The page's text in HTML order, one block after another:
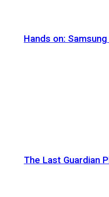
Hands on:
The Last Guardian